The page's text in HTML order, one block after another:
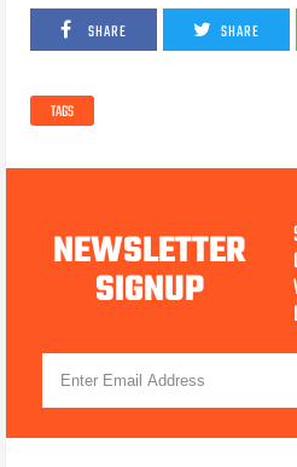
SHARE SHARE
TAGS
NEWSLETTER
SIGNUP